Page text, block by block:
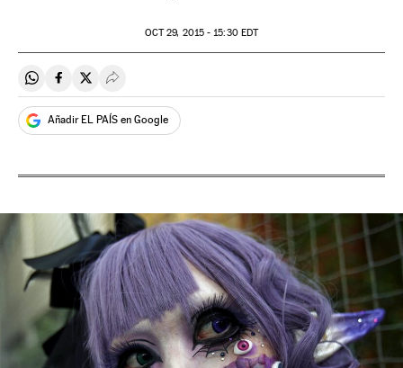
OCT29, 2015 - 15:30EDT
Compartir en Whatsapp
Compartir en Facebook
Compartir en Twitter
Desplegar Redes Sociales
Añadir EL PAÍS en Google